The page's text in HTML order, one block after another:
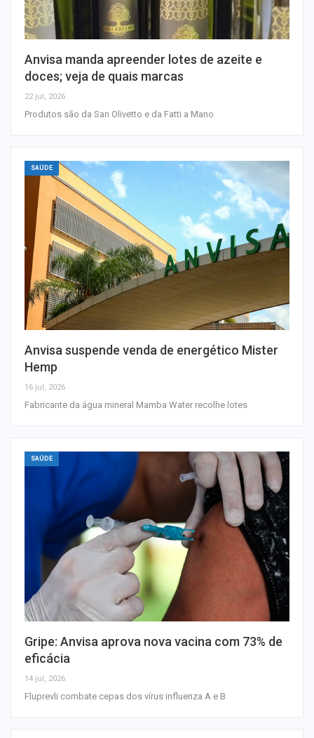
Anvisa manda apreender lotes de azeite e
doces; veja de quais marcas
22 jul, 2026
Produtos são da San Olivetto e da Fatti a Mano
SAÚDE
Anvisa suspende venda de energético Mister
Hemp
16 jul, 2026
Fabricante da água mineral Mamba Water recolhe lotes
SAÚDE
Gripe: Anvisa aprova nova vacina com 73% de
eficácia
14 jul, 2026
Fluprevli combate cepas dos vírus influenza A e B